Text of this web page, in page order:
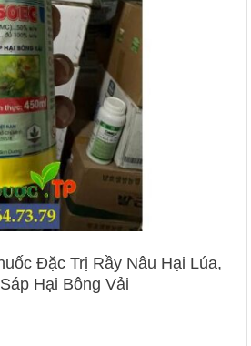
Đặc Trị Rầy Nâu Hại Lúa,
Hại Bông Vải